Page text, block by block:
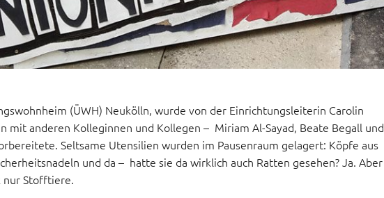
(ÜWH) Neukölln, wurde von der Einrichtungsleiterin Carolin
mit anderen Kolleginnen und Kollegen – Miriam Al-Sayad, Beate Begall und
Seltsame Utensilien wurden im Pausenraum gelagert: Köpfe aus
und da – hatte sie da wirklich auch Ratten gesehen? Ja. Aber
nur Stofftiere.